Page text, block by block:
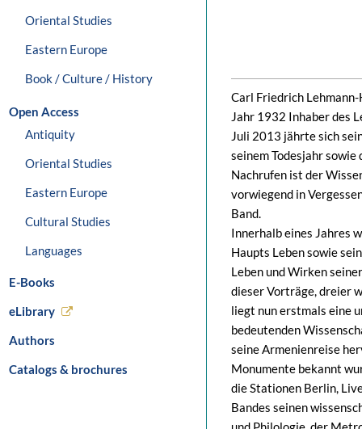
Oriental Studies
Eastern Europe
Book / Culture / History
Open Access
Antiquity
Oriental Studies
Eastern Europe
Cultural Studies
Languages
E-Books
eLibrary
Authors
Catalogs & brochures
Carl Friedrich
Jahr 1932 Inhaber des
Juli 2013 jährte sich
seinem Todesjahr
Nachrufen ist der
vorwiegend in
Band.
Innerhalb eines Jahres
Haupts Leben sowie
Leben und Wirken
dieser Vorträge, dreier
liegt nun erstmals eine
bedeutenden
seine Armenienreise
Monumente bekannt
die Stationen Berlin,
Bandes seinen